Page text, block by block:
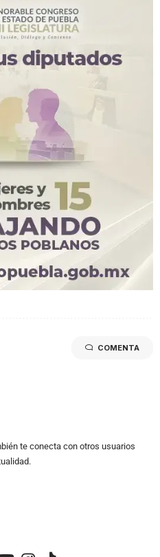
COMENTA
te conecta con otros usuarios